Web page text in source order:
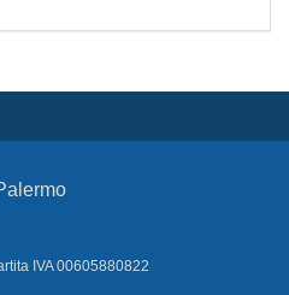
IVA 00605880822